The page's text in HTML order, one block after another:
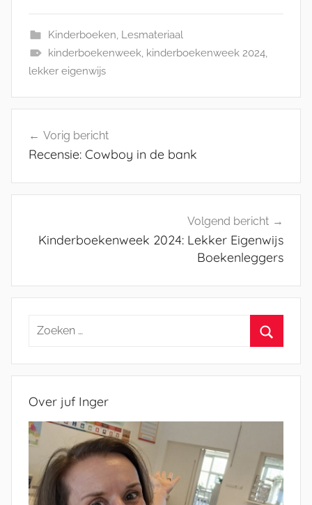
Kinderboeken, Lesmateriaal
kinderboekenweek, kinderboekenweek 2024,
lekker eigenwijs
navigatie
Vorig bericht
Recensie: Cowboy in de bank
Volgend bericht
Kinderboekenweek 2024: Lekker Eigenwijs
Boekenleggers
Zoeken
Over juf Inger